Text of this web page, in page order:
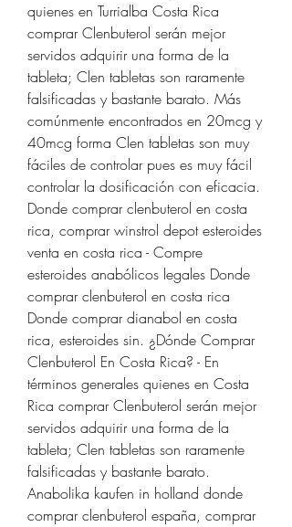
quienes en Turrialba Costa Rica
comprar Clenbuterol serán mejor
servidos adquirir una forma de la
tableta; Clen tabletas son raramente
falsificadas y bastante barato. Más
comúnmente encontrados en 20mcg y
40mcg forma Clen tabletas son muy
fáciles de controlar pues es muy fácil
controlar la dosificación con eficacia.
Donde comprar clenbuterol en costa
rica, comprar winstrol depot esteroides
venta en costa rica - Compre
esteroides anabólicos legales Donde
comprar clenbuterol en costa rica
Donde comprar dianabol en costa
rica, esteroides sin. ¿Dónde Comprar
Clenbuterol En Costa Rica? - En
términos generales quienes en Costa
Rica comprar Clenbuterol serán mejor
servidos adquirir una forma de la
tableta; Clen tabletas son raramente
falsificadas y bastante barato.
Anabolika kaufen in holland donde
comprar clenbuterol españa, comprar